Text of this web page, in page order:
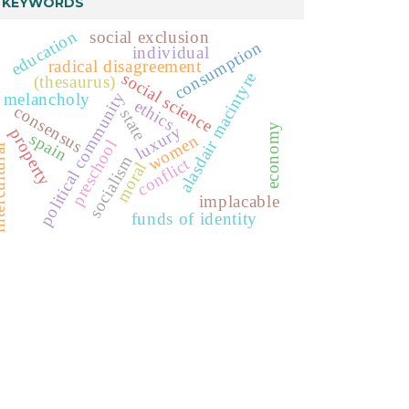
alasdair macintyre
social science
political communityconflict
consensus
radical disagreement
ethics
luxury
consumption
moral economy
melancholy
property
implacable
socialism
individual
state
education social exclusion
preschool
funds of identity
spain women
(thesaurus)